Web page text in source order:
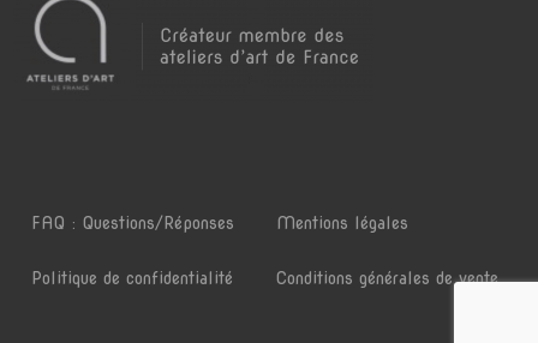
FAQ : Questions/Réponses Mentions légales
Politique de confidentialité Conditions générales de vente